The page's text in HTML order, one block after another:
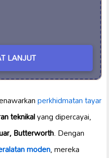
LANJUT
perkhidmatan tayar
teknikalyang dipercayai,
Butterworth. Dengan
moden, mereka